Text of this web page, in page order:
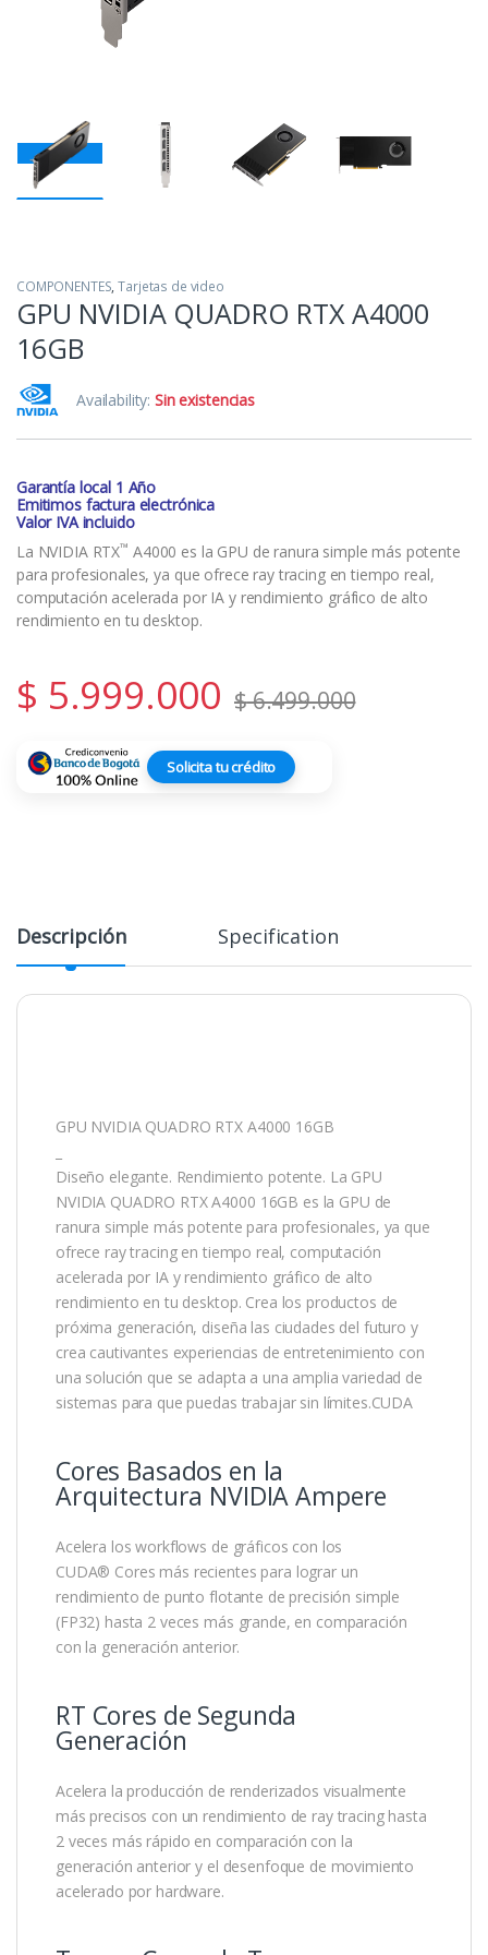
COMPONENTES,Tarjetas de video
GPU NVIDIA QUADRO RTX A4000
16GB
Availability:Sin existencias
Garantía local 1 Año
Emitimos factura electrónica
Valor IVA incluido
La NVIDIA RTX™ A4000 es la GPU de ranura simple más potente
para profesionales, ya que ofrece ray tracing en tiempo real,
computación acelerada por IA y rendimiento gráfico de alto
rendimiento en tu desktop.
$ 5.999.000 $6.499.000
Solicita tu crédito
Descripción Specification
GPU NVIDIA QUADRO RTX A4000 16GB
Diseño elegante. Rendimiento potente. La GPU
NVIDIA QUADRO RTX A4000 16GB es la GPU de
ranura simple más potente para profesionales, ya que
ofrece ray tracing en tiempo real, computación
acelerada por IA y rendimiento gráfico de alto
rendimiento en tu desktop. Crea los productos de
próxima generación, diseña las ciudades del futuro y
crea cautivantes experiencias de entretenimiento con
una solución que se adapta a una amplia variedad de
sistemas para que puedas trabajar sin límites.CUDA
Cores Basados en la
Arquitectura NVIDIA Ampere
Acelera los workflows de gráficos con los
CUDA® Cores más recientes para lograr un
rendimiento de punto flotante de precisión simple
(FP32) hasta 2 veces más grande, en comparación
con la generación anterior.
RT Cores de Segunda
Generación
Acelera la producción de renderizados visualmente
más precisos con un rendimiento de ray tracing hasta
2 veces más rápido en comparación con la
generación anterior y el desenfoque de movimiento
acelerado por hardware.